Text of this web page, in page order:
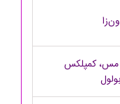
مس، کمپلکس